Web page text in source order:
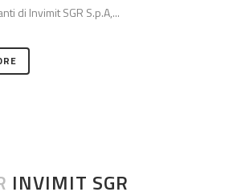
di Invimit SGR S.p.A,...
INVIMIT SGR